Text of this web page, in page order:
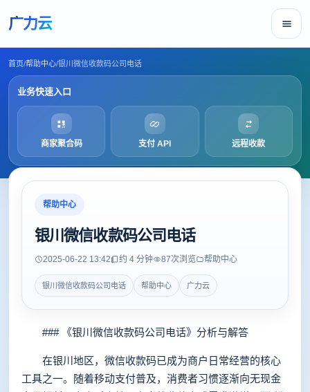
广力云
首页/帮助中心/银川微信收款码公司电话
业务快速入口
商家聚合码 支付 API 远程收款
帮助中心
银川微信收款码公司电话
2025-06-22 13:42 约 4 分钟 87次浏览 帮助中心
银川微信收款码公司电话 帮助中心 广力云
### 《银川微信收款码公司电话》分析与解答
在银川地区，微信收款码已成为商户日常经营的核心
工具之一。随着移动支付普及，消费者习惯逐渐向无现金